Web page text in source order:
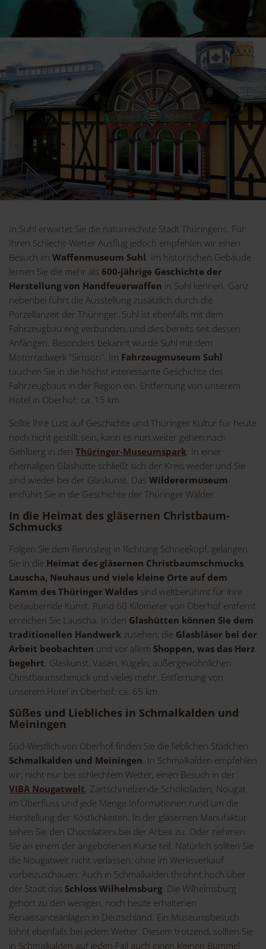
In Suhl erwartet Sie die naturreichste Stadt Thüringens. Für
Ihren Schlecht-Wetter Ausflug jedoch empfehlen wir einen
Besuch im Waffenmuseum Suhl . Im historischen Gebäude
lernen Sie die mehr als 600-jährige Geschichte der
Herstellung von Handfeuerwaffen in Suhl kennen. Ganz
nebenbei führt die Ausstellung zusätzlich durch die
Porzellanzeit der Thüringer. Suhl ist ebenfalls mit dem
Fahrzeugbau eng verbunden, und dies bereits seit dessen
Anfängen. Besonders bekannt wurde Suhl mit dem
Motorradwerk "Simson". Im Fahrzeugmuseum Suhl
tauchen Sie in die höchst interessante Geschichte des
Fahrzeugbaus in der Region ein. Entfernung von unserem
Hotel in Oberhof: ca. 15 km
Sollte Ihre Lust auf Geschichte und Thüringer Kultur für heute
noch nicht gestillt sein, kann es nun weiter gehen nach
Gehlberg in den Thüringer-Museumspark . In einer
ehemaligen Glashütte schließt sich der Kreis wieder und Sie
sind wieder bei der Glaskunst. Das Wilderermuseum
entführt Sie in die Geschichte der Thüringer Wälder.
In die Heimat des gläsernen Christbaum-
Schmucks
Folgen Sie dem Rennsteig in Richtung Schneekopf, gelangen
Sie in die Heimat des gläsernen Christbaumschmucks
Lauscha, Neuhaus und viele kleine Orte auf dem
Kamm des Thüringer Waldes sind weltberühmt für ihre
bezaubernde Kunst. Rund 60 Kilometer von Oberhof entfernt
erreichen Sie Lauscha. In den Glashütten können Sie dem
traditionellen Handwerk zusehen, die Glasbläser bei der
Arbeit beobachten und vor allem Shoppen, was das Herz
begehrt . Glaskunst, Vasen, Kugeln, außergewöhnlichen
Christbaumschmuck und vieles mehr. Entfernung von
unserem Hotel in Oberhof: ca. 65 km
Süßes und Liebliches in Schmalkalden und
Meiningen
Süd-Westlich von Oberhof finden Sie die lieblichen Städchen
Schmalkalden und Meiningen . In Schmalkalden empfehlen
wir, nicht nur bei schlechtem Wetter, einen Besuch in der
VIBA Nougatwelt . Zartschmelzende Schokoladen, Nougat
im Überfluss und jede Menge Informationen rund um die
Herstellung der Köstlichkeiten. In der gläsernen Manufaktur
sehen Sie den Chocolatiers bei der Arbeit zu. Oder nehmen
Sie an einem der angebotenen Kurse teil. Natürlich sollten Sie
die Nougatwelt nicht verlassen, ohne im Werksverkauf
vorbeizuschauen. Auch in Schmalkalden throhnt hoch über
der Stadt das Schloss Wilhelmsburg . Die Wilhelmsburg
gehört zu den wenigen, noch heute erhaltenen
Renaissanceanlagen in Deutschland. Ein Museumsbesuch
lohnt ebenfalls bei jedem Wetter. Diesem trotzend, sollten Sie
in Schmalkalden auf jeden Fall auch einen kleinen Bummel